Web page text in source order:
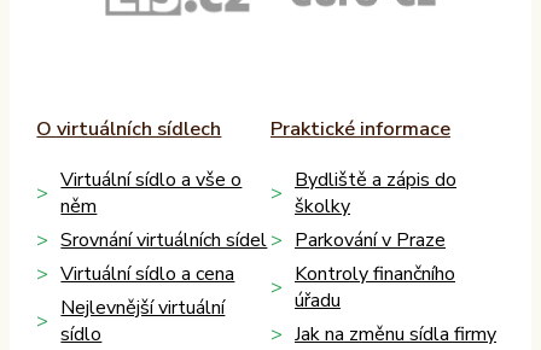
O virtuálních sídlech
Virtuální sídlo a vše o
něm
Srovnání virtuálních sídel
Virtuální sídlo a cena
Nejlevnější virtuální
sídlo
Praktické informace
Bydliště a zápis do
školky
Parkování v Praze
Kontroly finančního
úřadu
Jak na změnu sídla firmy